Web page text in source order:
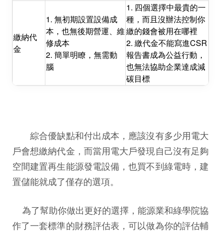
繳納代
金
1. 無初期設置設備成
本，也無後期營運、維
修成本
2. 簡單明瞭，無需動
腦
1. 四個選擇中最貴的一
種，而且沒辦法控制你
繳的錢會被用在哪裡
2. 繳代金不能寫進CSR
報告書成為公益行動，
也無法協助企業達成減
碳目標
綜合優缺點和付出成本，應該沒有多少用電大
戶會想繳納代金，而當用電大戶發現自己沒有足夠
空間建置再生能源發電設備，也買不到綠電時，建
置儲能就成了僅存的選項。
為了幫助你做出更好的選擇，能源業和綠學院協
作了一套標準的財務評估表，可以做為你的評估輔